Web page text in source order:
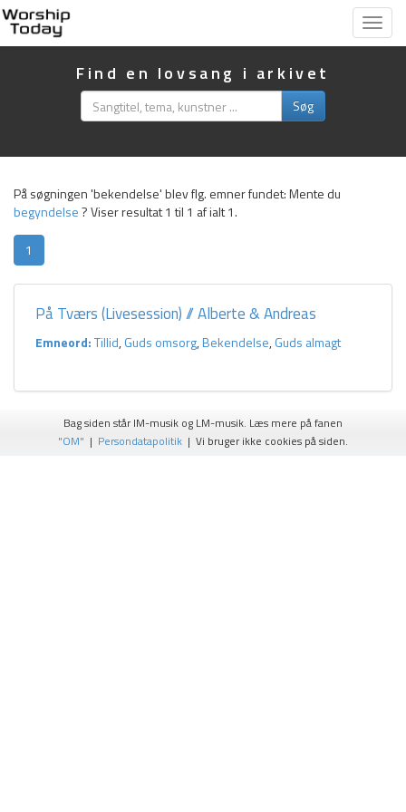
Vis
Find en lovsang i arkivet
Søg
På søgningen 'bekendelse' blev flg. emner fundet:Mente du
begyndelse?Viser resultat 1 til 1 af ialt 1.
1
På Tværs (Livesession) // Alberte & Andreas
Emneord:Tillid,Guds omsorg,Bekendelse,Guds almagt
Bag siden står IM-musik og LM-musik. Læs mere på fanen
"OM" | Persondatapolitik | Vi bruger ikke cookies på siden.